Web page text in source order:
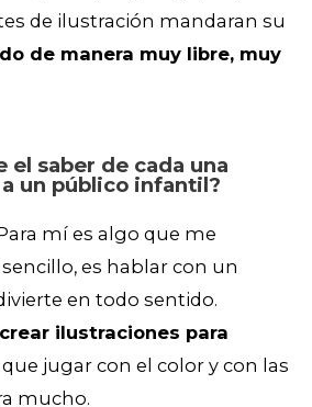
de ilustración mandaran su
de manera muy libre, muy
el saber de cada una
un público infantil?
mí es algo que me
sencillo, es hablar con un
en todo sentido.
ilustraciones para
que jugar con el color y con las
mucho.